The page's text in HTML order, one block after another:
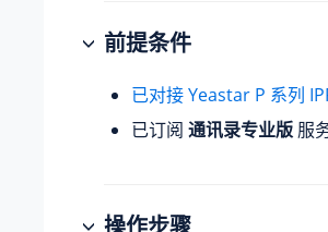
前提条件
已对接Yeastar P 系列
已订阅 通讯录专业版 服